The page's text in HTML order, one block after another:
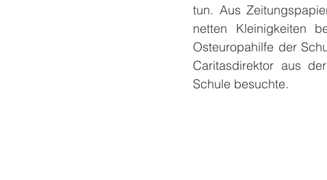
tun. Aus
netten Kleinigkeiten
Osteuropahilfe der
Caritasdirektor aus
Schule besuchte.